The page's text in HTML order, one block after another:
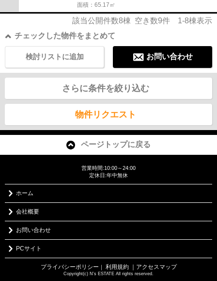
面積：65.17㎡
該当公開件数8棟 空き数9件 1-8棟表示
チェックした物件をまとめて
お問い合わせ
検討リストに追加
さらに条件を絞り込む
物件リクエスト
ページトップに戻る
営業時間:10:00～24:00
定休日:年中無休
ホーム
会社概要
お問い合わせ
PCサイト
プライバシーポリシー ｜ 利用規約 ｜アクセスマップ
Copyright(c) N's ESTATE All rights reserved.